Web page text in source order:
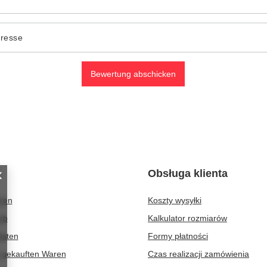
Bewertung abschicken
Waren
Obsługa klienta
Koszty wysyłki
Kalkulator rozmiarów
Formy płatności
Czas realizacji zamówienia